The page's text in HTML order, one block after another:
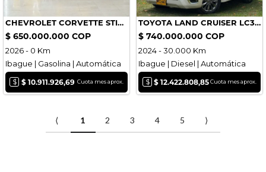
CHEVROLET CORVETTE STINGRAY 1LT
$ 650.000.000 COP
2026 - 0 Km
Ibague | Gasolina | Automática
$ $ 10.911.926,69 Cuota mes aprox.
TOYOTA LAND CRUISER LC300 ZX DIÉSEL
$ 740.000.000 COP
2024 - 30.000 Km
Ibague | Diesel | Automática
$ $ 12.422.808,85 Cuota mes aprox.
⟨ 1 2 3 4 5 ⟩